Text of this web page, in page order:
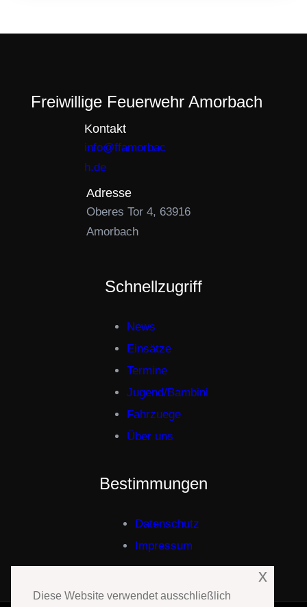
Freiwillige Feuerwehr Amorbach
Kontakt
info@ffamorbac
h.de
Adresse
Oberes Tor 4, 63916
Amorbach
Schnellzugriff
News
Einsätze
Termine
Jugend/Bambini
Fahrzuege
Über uns
Bestimmungen
Datenschutz
Impressum
Diese Website verwendet ausschließlich
x